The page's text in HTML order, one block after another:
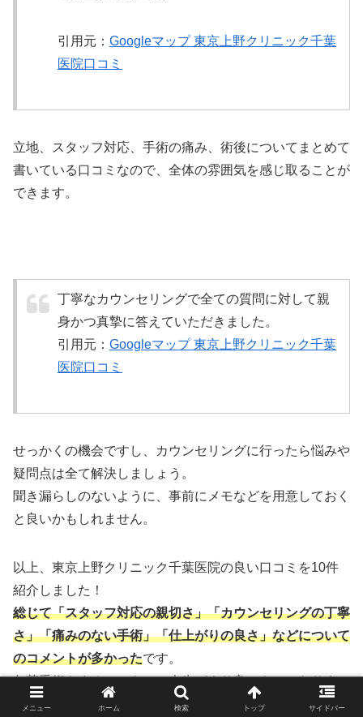
引用元： Googleマップ 東京上野クリニック千葉
医院口コミ
立地、スタッフ対応、手術の痛み、術後についてまとめて
書いている口コミなので、全体の雰囲気を感じ取ることが
できます。
丁寧なカウンセリングで全ての質問に対して親
身かつ真摯に答えていただきました。
引用元： Googleマップ 東京上野クリニック千葉
医院口コミ
せっかくの機会ですし、カウンセリングに行ったら悩みや
疑問点は全て解決しましょう。
聞き漏らしのないように、事前にメモなどを用意しておく
と良いかもしれません。
以上、東京上野クリニック千葉医院の良い口コミを10件
紹介しました！
総じて「スタッフ対応の親切さ」「カウンセリングの丁寧
さ」「痛みのない手術」「仕上がりの良さ」などについて
のコメントが多かったです。
包茎手術をすると、きっと人生がより良いものになりま
す。
メニュー ホーム 検索 トップ サイドバー